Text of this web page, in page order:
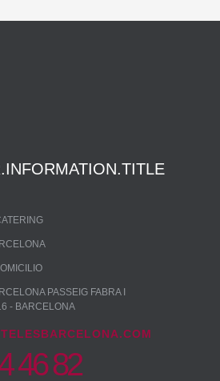
PASSEIG FABRA I
- BARCELONA
46 82